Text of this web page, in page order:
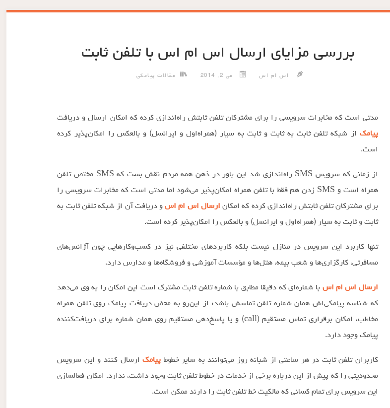
بررسی مزایای ارسال اس ام اس با تلفن ثابت
اس ام اس می 2, 2014 مقالات پیامکی
مدتی است که مخابرات سرویسی را برای مشترکان تلفن ثابتش راه‌اندازی کرده که امکان ارسال و دریافت
پیامک از شبکه تلفن ثابت به ثابت و ثابت به سیار (همراه‌اول و ایرانسل) و بالعکس را امکان‌پذیر کرده
است.
از زمانی که سرویس SMS راه‌اندازی شد این باور در ذهن همه مردم نقش بست که SMS مختص تلفن
همراه است و SMS زدن هم فقط با تلفن همراه امکان‌پذیر می‌شود اما مدتی است که مخابرات سرویسی را
برای مشترکان تلفن ثابتش راه‌اندازی کرده که امکان ارسال اس ام اسو دریافت آن از شبکه تلفن ثابت به
ثابت و ثابت به سیار (همراه‌اول و ایرانسل) و بالعکس را امکان‌پذیر کرده است.
تنها کاربرد این سرویس در منازل نیست بلکه کاربردهای مختلفی نیز در کسب‌وکارهایی چون آژانس‌های
مسافرتی، کارگزاری‌ها و شعب بیمه، هتل‌ها و مؤسسات آموزشی و فروشگاه‌ها و مدارس دارد.
ارسال اس ام اس با شماره‌ای که دقیقا مطابق با شماره تلفن ثابت مشترک است این امکان را به وی می‌دهد
که شناسه پیامکی‌اش همان شماره تلفن تماسش باشد؛ از این‌رو به محض دریافت پیامک روی تلفن همراه
مخاطب، امکان برقراری تماس مستقیم (call) و یا پاسخ‌دهی مستقیم روی همان شماره برای دریافت‌کننده
پیامک وجود دارد.
کاربران تلفن ثابت در هر ساعتی از شبانه روز می‌توانند به سایر خطوط پیامکارسال کنند و این سرویس
محدودیتی را که پیش از این درباره برخی از خدمات در خطوط تلفن ثابت وجود داشت، ندارد. امکان فعالسازی
این سرویس برای تمام کسانی که مالکیت خط تلفن ثابت را دارند ممکن است.